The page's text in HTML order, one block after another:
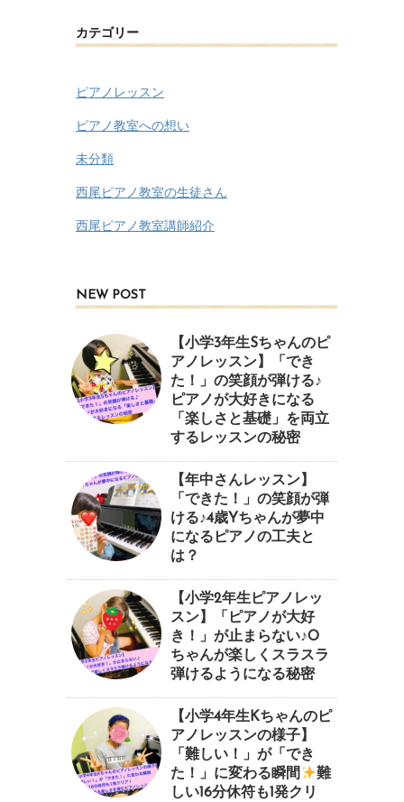
カテゴリー
ピアノレッスン
ピアノ教室への想い
未分類
西尾ピアノ教室の生徒さん
西尾ピアノ教室講師紹介
NEW POST
【小学3年生Sちゃんのピ
アノレッスン】「でき
た！」の笑顔が弾ける♪
ピアノが大好きになる
「楽しさと基礎」を両立
するレッスンの秘密
【年中さんレッスン】
「できた！」の笑顔が弾
ける♪4歳Yちゃんが夢中
になるピアノの工夫と
は？
【小学2年生ピアノレッ
スン】「ピアノが大好
き！」が止まらない♪O
ちゃんが楽しくスラスラ
弾けるようになる秘密
【小学4年生Kちゃんのピ
アノレッスンの様子】
「難しい！」が「でき
た！」に変わる瞬間
⁠難
しい16分休符も1発クリ